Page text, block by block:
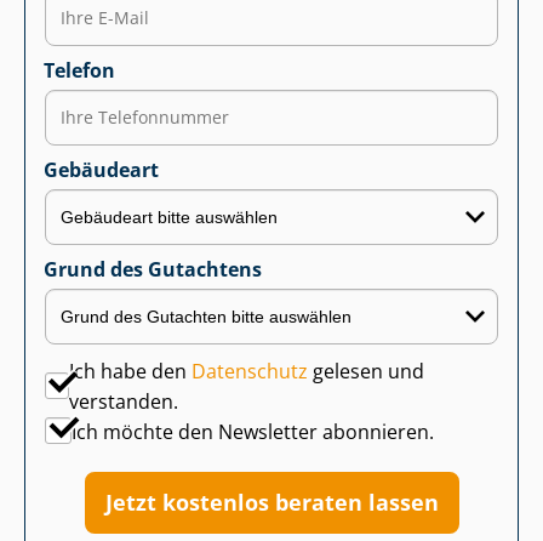
Telefon
Gebäudeart
Grund des Gutachtens
Ich habe den Datenschutz gelesen und
verstanden.
Ich möchte den Newsletter abonnieren.
Jetzt kostenlos beraten lassen